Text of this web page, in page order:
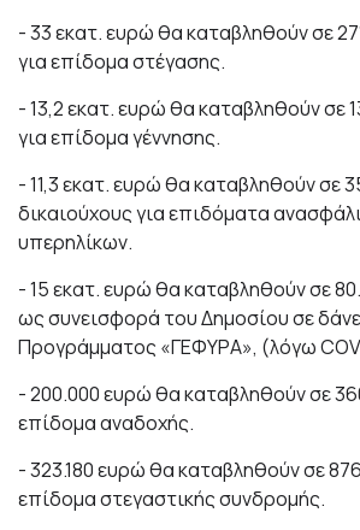
- 33 εκατ. ευρώ θα καταβληθούν σε
για επίδομα στέγασης.
- 13,2 εκατ. ευρώ θα καταβληθούν σε
για επίδομα γέννησης.
- 11,3 εκατ. ευρώ θα καταβληθούν σε
δικαιούχους για επιδόματα
υπερηλίκων.
- 15 εκατ. ευρώ θα καταβληθούν σε
ως συνεισφορά του Δημοσίου σε
Προγράμματος «ΓΕΦΥΡΑ», (λόγω
- 200.000 ευρώ θα καταβληθούν σε
επίδομα αναδοχής.
- 323.180 ευρώ θα καταβληθούν σε
επίδομα στεγαστικής συνδρομής.